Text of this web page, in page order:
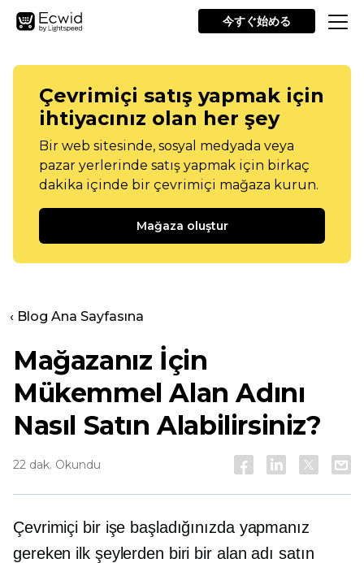
今すぐ始める
Çevrimiçi satış yapmak için
ihtiyacınız olan her şey
Bir web sitesinde, sosyal medyada veya
pazar yerlerinde satış yapmak için birkaç
dakika içinde bir çevrimiçi mağaza kurun.
Mağaza oluştur
‹ Blog Ana Sayfasına
Mağazanız İçin
Mükemmel Alan Adını
Nasıl Satın Alabilirsiniz?
22 dak. Okundu
Çevrimiçi bir işe başladığınızda yapmanız
gereken ilk şeylerden biri bir alan adı satın